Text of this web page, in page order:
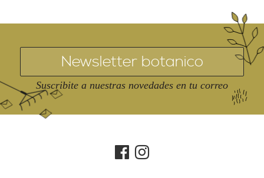
Suscribite a nuestras novedades en tu correo